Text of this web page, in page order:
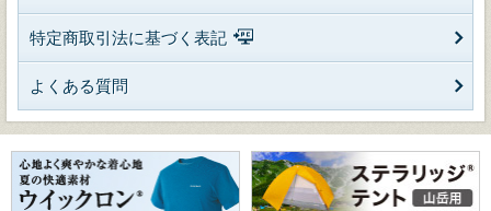
特定商取引法に基づく表記
よくある質問